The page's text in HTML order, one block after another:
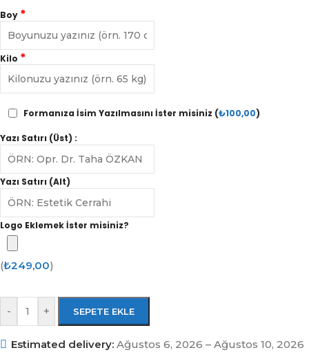
Boy *
Kilo *
Formanıza İsim Yazılmasını İster misiniz (₺100,00)
Yazı Satırı (Üst) :
Yazı Satırı (Alt)
Logo Eklemek İster misiniz?
(₺249,00)
- + SEPETE EKLE
Estimated delivery: Ağustos 6, 2026 – Ağustos 10, 2026